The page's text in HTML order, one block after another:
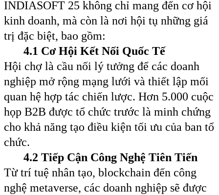
INDIASOFT 25 không chỉ mang đến cơ hội
kinh doanh, mà còn là nơi hội tụ những giá
trị đặc biệt, bao gồm:
4.1 Cơ Hội Kết Nối Quốc Tế
Hội chợ là cầu nối lý tưởng để các doanh
nghiệp mở rộng mạng lưới và thiết lập mối
quan hệ hợp tác chiến lược. Hơn 5.000 cuộc
họp B2B được tổ chức trước là minh chứng
cho khả năng tạo điều kiện tối ưu của ban tổ
chức.
4.2 Tiếp Cận Công Nghệ Tiên Tiến
Từ trí tuệ nhân tạo, blockchain đến công
nghệ metaverse, các doanh nghiệp sẽ được